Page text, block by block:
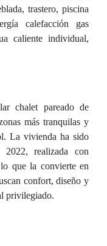
trastero, piscina
calefacción gas
caliente individual,
chalet pareado de
más tranquilas y
La vivienda ha sido
realizada con
que la convierte en
confort, diseño y
privilegiado.